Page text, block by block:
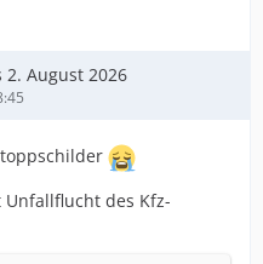
2. August 2026
des Kfz-